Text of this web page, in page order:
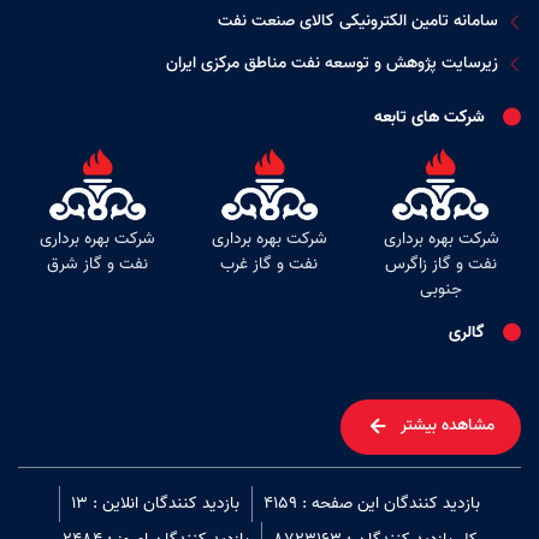
سامانه تامین الکترونیکی کالای صنعت نفت
زیرسایت پژوهش و توسعه نفت مناطق مرکزی ایران
شرکت های تابعه
شرکت بهره برداری
نفت و گاز زاگرس
جنوبی
شرکت بهره برداری
نفت و گاز غرب
شرکت بهره برداری
نفت و گاز شرق
گالری
مشاهده بیشتر
بازدید کنندگان این صفحه : 4159
بازدید کنندگان انلاین : 13